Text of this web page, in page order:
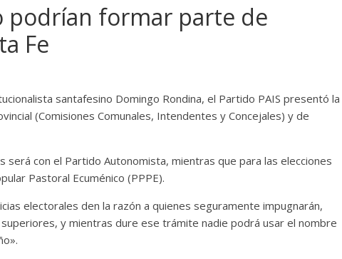
podrían formar parte de
Fe
santafesino Domingo Rondina, el Partido PAIS presentó la
(Comisiones Comunales, Intendentes y Concejales) y de
será con el Partido Autonomista, mientras que para las elecciones
Pastoral Ecuménico (PPPE).
electorales den la razón a quienes seguramente impugnarán,
y mientras dure ese trámite nadie podrá usar el nombre